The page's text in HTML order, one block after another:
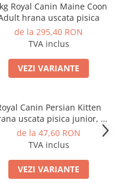
Royal Canin Maine Coon
hrana uscata pisica
de la 295,40 RON
TVA inclus
VEZI VARIANTE
Canin Persian Kitten
uscata pisica junior, 2
kg
de la 47,60 RON
TVA inclus
VEZI VARIANTE